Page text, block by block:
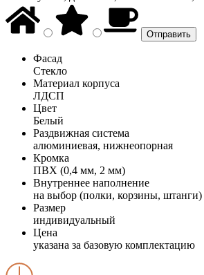
Фасад
Стекло
Материал корпуса
ЛДСП
Цвет
Белый
Раздвижная система
алюминиевая, нижнеопорная
Кромка
ПВХ (0,4 мм, 2 мм)
Внутреннее наполнение
на выбор (полки, корзины, штанги)
Размер
индивидуальный
Цена
указана за базовую комплектацию